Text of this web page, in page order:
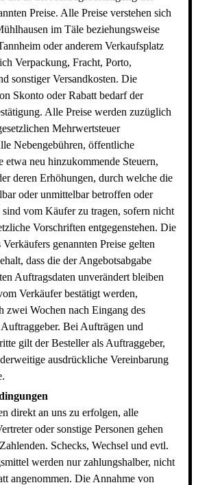
Preise. Alle Preise verstehen sich
im Täle beziehungsweise
oder anderem Verkaufsplatz
Verpackung, Fracht, Porto,
sonstiger Versandkosten. Die
Skonto oder Rabatt bedarf der
Alle Preise werden zuzüglich
Mehrwertsteuer
Nebengebühren, öffentliche
etwa neu hinzukommende Steuern,
deren Erhöhungen, durch welche die
oder unmittelbar betroffen oder
vom Käufer zu tragen, sofern nicht
Vorschriften entgegenstehen. Die
genannten Preise gelten
dass die der Angebotsabgabe
Auftragsdaten unverändert bleiben
Verkäufer bestätigt werden,
zwei Wochen nach Eingang des
Bei Aufträgen und
gilt der Besteller als Auftraggeber,
ausdrückliche Vereinbarung
direkt an uns zu erfolgen, alle
oder sonstige Personen gehen
Schecks, Wechsel und evtl.
werden nur zahlungshalber, nicht
angenommen. Die Annahme von